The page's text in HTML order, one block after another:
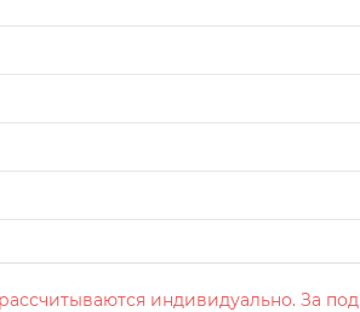
индивидуально. За